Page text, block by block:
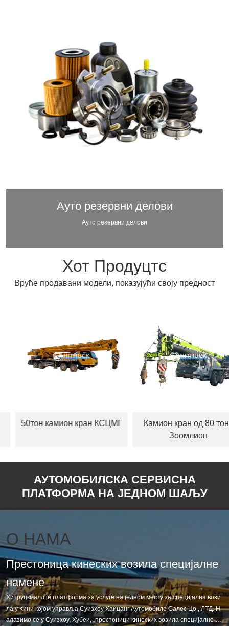
Ауто резервни делови
Ауто резервни делови
Хот Продуцтс
Вруће продавани модели, показујући своју предност
50тон камион кран КСЦМГ
Камион кран од 80 тона
Зоомлион
АУТОМОБИЛСКА СЕРВИСНА
ПЛАТФОРМА НА ЈЕДНОМ ШАЉУ
О НАМА
Престоница кинеских возила специјалне
намене
Хитруцкмалл је платформа за услуге на једном месту за специјална вози
ла у Кини којом управља Суизхоу Хаицанг Аутомобиле Салес Цо., ЛТД. Н
алазимо се у Суизхоу, Хубеи, „престоници кинеских возила специјалне на